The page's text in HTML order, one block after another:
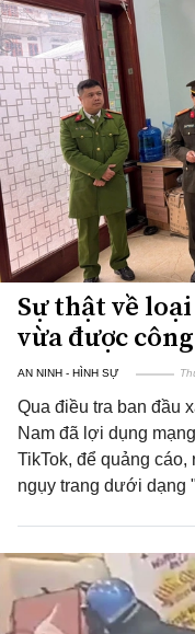
Sự thật về
vừa được
AN NINH - HÌNH SỰ
Qua điều tra ban đầu
Nam đã lợi dụng
TikTok, để quảng
ngụy trang dưới dạng